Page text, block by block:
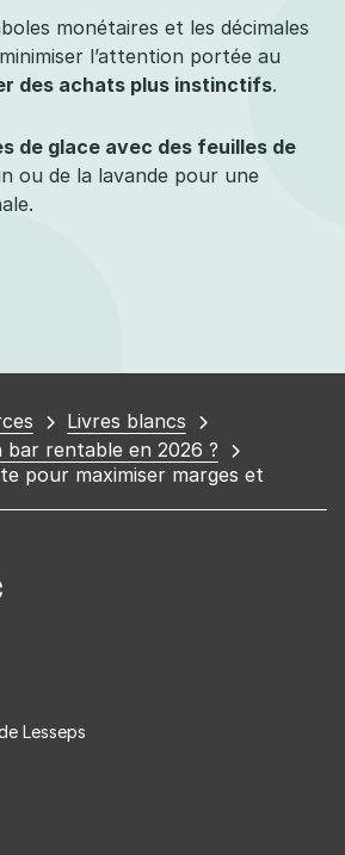
monétaires et les décimales
l’attention portée au
des achats plus instinctifs.
de glace avec des feuilles de
ou de la lavande pour une
Livres blancs
rentable en 2026 ?
pour maximiser marges et
Lesseps